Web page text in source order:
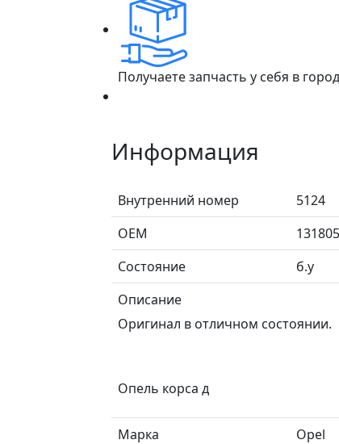
Получаете запчасть у себя в
Информация
Внутренний номер
5124
ОЕМ
Состояние
б.у
Описание
Оригинал в отличном состоянии.
Опель корса д
Марка
Opel